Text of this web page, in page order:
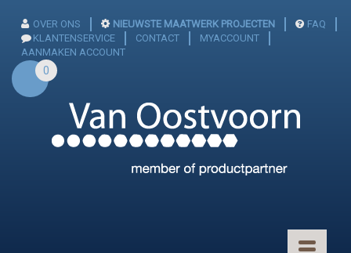
OVER ONS NIEUWSTE MAATWERK PROJECTEN
FAQ
KLANTENSERVICE
CONTACT
MYACCOUNT
AANMAKEN ACCOUNT
0
Toggle